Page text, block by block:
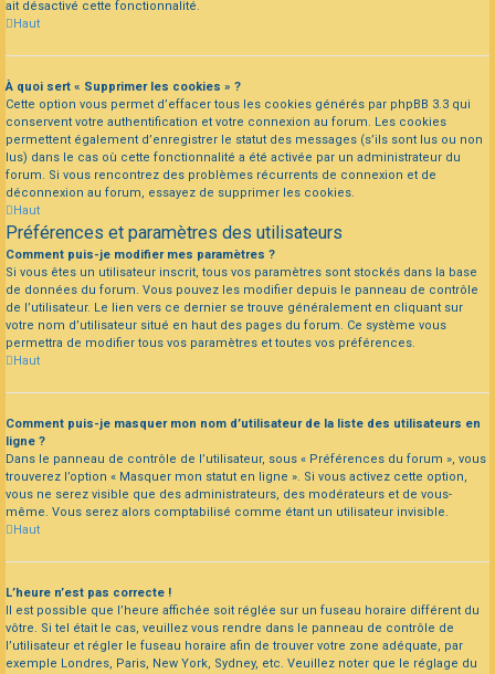
ait désactivé cette fonctionnalité.
Haut
À quoi sert « Supprimer les cookies » ?
Cette option vous permet d’effacer tous les cookies générés par phpBB 3.3 qui
conservent votre authentification et votre connexion au forum. Les cookies
permettent également d’enregistrer le statut des messages (s’ils sont lus ou non
lus) dans le cas où cette fonctionnalité a été activée par un administrateur du
forum. Si vous rencontrez des problèmes récurrents de connexion et de
déconnexion au forum, essayez de supprimer les cookies.
Haut
Préférences et paramètres des utilisateurs
Comment puis-je modifier mes paramètres ?
Si vous êtes un utilisateur inscrit, tous vos paramètres sont stockés dans la base
de données du forum. Vous pouvez les modifier depuis le panneau de contrôle
de l’utilisateur. Le lien vers ce dernier se trouve généralement en cliquant sur
votre nom d’utilisateur situé en haut des pages du forum. Ce système vous
permettra de modifier tous vos paramètres et toutes vos préférences.
Haut
Comment puis-je masquer mon nom d’utilisateur de la liste des utilisateurs en
ligne ?
Dans le panneau de contrôle de l’utilisateur, sous « Préférences du forum », vous
trouverez l’option « Masquer mon statut en ligne ». Si vous activez cette option,
vous ne serez visible que des administrateurs, des modérateurs et de vous-
même. Vous serez alors comptabilisé comme étant un utilisateur invisible.
Haut
L’heure n’est pas correcte !
Il est possible que l’heure affichée soit réglée sur un fuseau horaire différent du
vôtre. Si tel était le cas, veuillez vous rendre dans le panneau de contrôle de
l’utilisateur et régler le fuseau horaire afin de trouver votre zone adéquate, par
exemple Londres, Paris, New York, Sydney, etc. Veuillez noter que le réglage du